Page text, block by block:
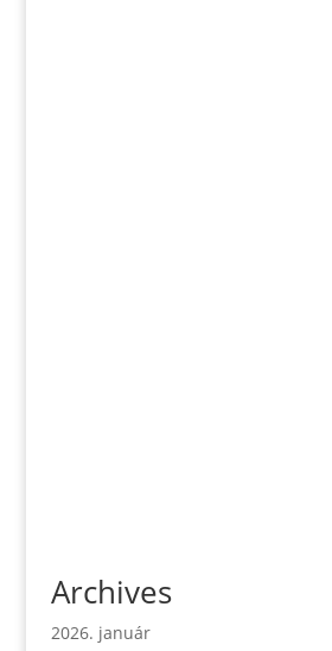
Archives
2026. január